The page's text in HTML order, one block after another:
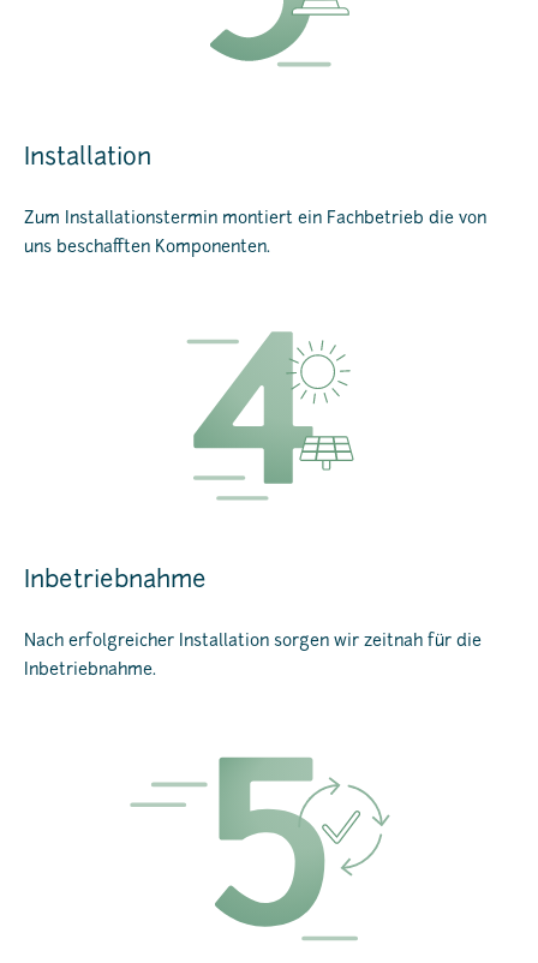
Installation
Zum Installationstermin montiert ein Fachbetrieb die von
uns beschafften Komponenten.
Inbetriebnahme
Nach erfolgreicher Installation sorgen wir zeitnah für die
Inbetriebnahme.